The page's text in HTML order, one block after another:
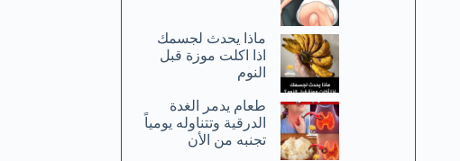
ماذا يحدث لجسمك
اذا اكلت موزة قبل
النوم
طعام يدمر الغدة
الدرقية وتتناوله يومياً
تجنبه من الأن